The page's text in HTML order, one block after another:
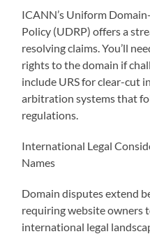
ICANN’s Uniform
Policy (UDRP) offers a
resolving claims. You’ll
rights to the domain if
include URS for clear-cut
arbitration systems that
regulations.
International Legal
Names
Domain disputes extend
requiring website owners
international legal